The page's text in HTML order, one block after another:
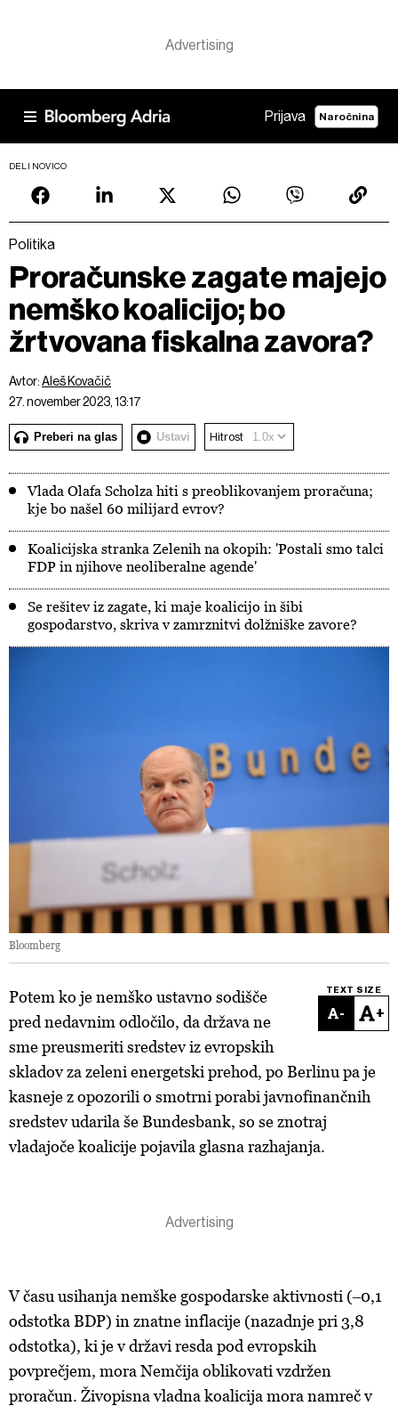
Prijava Naročnina
DELI NOVICO
Politika
Proračunske zagate majejo
nemško koalicijo; bo
žrtvovana fiskalna zavora?
Avtor:Aleš Kovačič
27. november 2023, 13:17
Preberi na glas Ustavi Hitrost
Vlada Olafa Scholza hiti s preoblikovanjem proračuna;
kje bo našel 60 milijard evrov?
Koalicijska stranka Zelenih na okopih: 'Postali smo talci
FDP in njihove neoliberalne agende'
Se rešitev iz zagate, ki maje koalicijo in šibi
gospodarstvo, skriva v zamrznitvi dolžniške zavore?
Bloomberg
TEXT SIZE
- +
Potem ko je nemško ustavno sodišče
pred nedavnim odločilo, da država ne
sme preusmeriti sredstev iz evropskih
skladov za zeleni energetski prehod, po Berlinu pa je
kasneje z opozorili o smotrni porabi javnofinančnih
sredstev udarila še Bundesbank, so se znotraj
vladajoče koalicije pojavila glasna razhajanja.
V času usihanja nemške gospodarske aktivnosti (‒0,1
odstotka BDP) in znatne inflacije (nazadnje pri 3,8
odstotka), ki je v državi resda pod evropskih
povprečjem, mora Nemčija oblikovati vzdržen
proračun. Živopisna vladna koalicija mora namreč v